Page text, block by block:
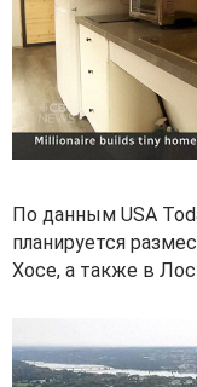
По данным USA
планируется
Хосе, а также в